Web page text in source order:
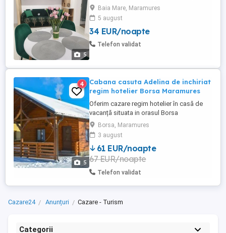
5
orice detalii!!! ** Bloc NOU ,apartament
NOU! Va oferim: Apartament cu 2 camere
(living cu bucatarie si 1 dormitor), intr-un
complex de blocuri noi situat în apropiere
de VIVO Mall. Capacitate 4 persoane.
Baia Mare, Maramures
5 august
34 EUR/noapte
Telefon validat
5
4
Cabana casuta Adelina de inchiriat
regim hotelier Borsa Maramures
Oferim cazare regim hotelier în casă de
vacanță situata in orasul Borsa
Maramures.Cabana are 1 dormitor
matrimonial, living cu canapea extensibila,
bucătărie utilată complet si baie.
Capacitate maximă 4-5 persoane. Se
inchriaza complet. Pentru o experiență
superbă avem ciubăr cu hidromasaj și
luminițe ...
Borsa, Maramures
3 august
61 EUR/noapte
67 EUR/noapte
Telefon validat
Cazare24 Anunțuri Cazare - Turism
Categorii